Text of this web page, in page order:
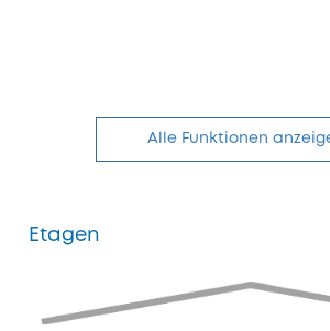
Alle Funktionen
Etagen